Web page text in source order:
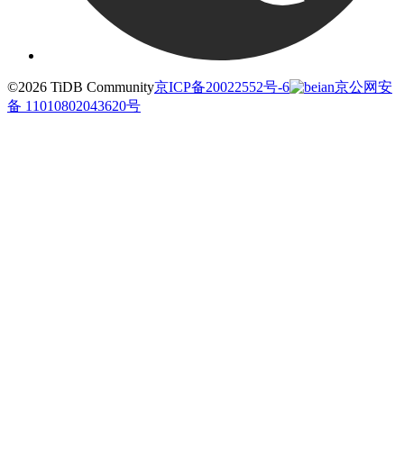
©2026 TiDB Community京ICP备20022552号-6
京公网安
备 11010802043620号